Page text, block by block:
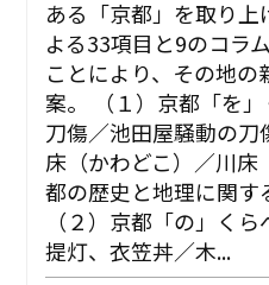
ある「京都」を取り
よる33項目と9のコラ
ことにより、その地
案。 （１）京都「を
刀傷／池田屋騒動の
床（かわどこ）／川
都の歴史と地理に関す
（２）京都「の」く
提灯、衣笠丼／木...